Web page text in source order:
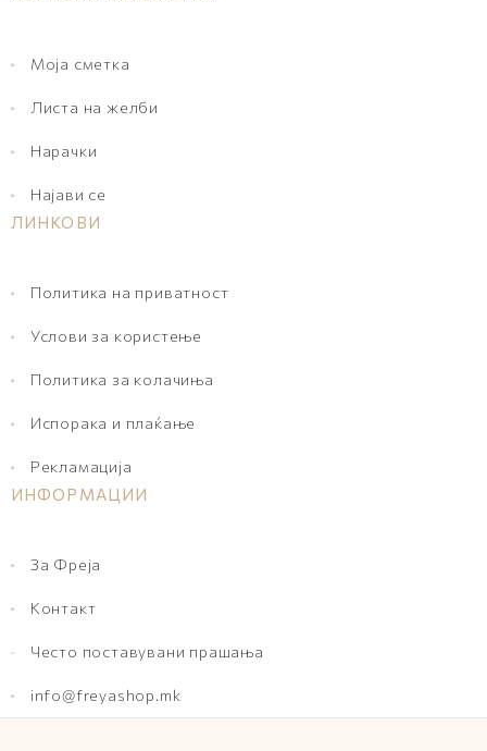
Моја сметка
Листа на желби
Нарачки
Најави се
ЛИНКОВИ
Политика на приватност
Услови за користење
Политика за колачиња
Испорака и плаќање
Рекламација
ИНФОРМАЦИИ
За Фреја
Контакт
Често поставувани прашања
info@freyashop.mk